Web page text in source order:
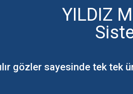
YILDIZ
gözler sayesinde tek tek